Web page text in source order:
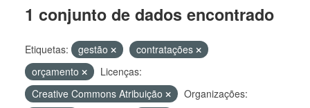
1 conjunto de dados encontrado
Etiquetas: gestão
contratações
orçamento
Licenças:
Creative Commons Atribuição
Organizações: